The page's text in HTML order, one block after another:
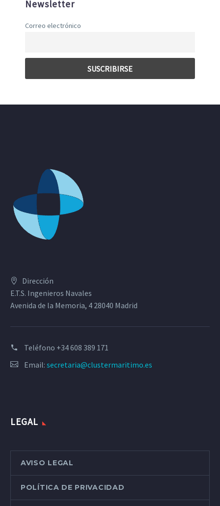
Newsletter
Correo electrónico
Dirección
E.T.S. Ingenieros Navales
Avenida de la Memoria, 4 28040 Madrid
Teléfono +34 608 389 171
Email: secretaria@clustermaritimo.es
LEGAL
AVISO LEGAL
POLÍTICA DE PRIVACIDAD